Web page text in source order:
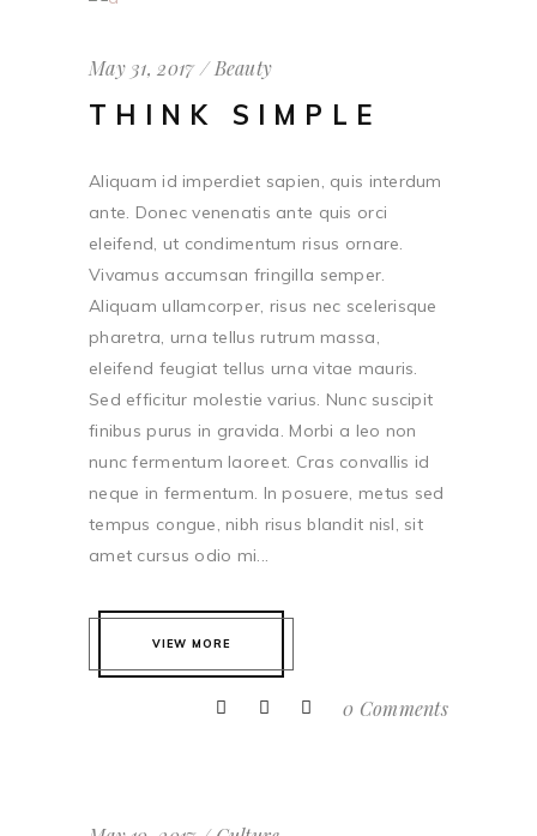
May 31, 2017 Beauty
THINK SIMPLE
Aliquam id imperdiet sapien, quis interdum
ante. Donec venenatis ante quis orci
eleifend, ut condimentum risus ornare.
Vivamus accumsan fringilla semper.
Aliquam ullamcorper, risus nec scelerisque
pharetra, urna tellus rutrum massa,
eleifend feugiat tellus urna vitae mauris.
Sed efficitur molestie varius. Nunc suscipit
finibus purus in gravida. Morbi a leo non
nunc fermentum laoreet. Cras convallis id
neque in fermentum. In posuere, metus sed
tempus congue, nibh risus blandit nisl, sit
amet cursus odio mi...
VIEW MORE
0 Comments